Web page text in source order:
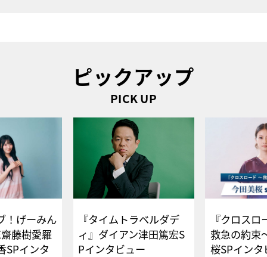
ピックアップ
PICK UP
！げーみん
藤樹愛羅
SPインタ
『タイムトラベルダデ
ィ』ダイアン津田篤宏S
Pインタビュー
『クロス
救急の約束
桜SPイ